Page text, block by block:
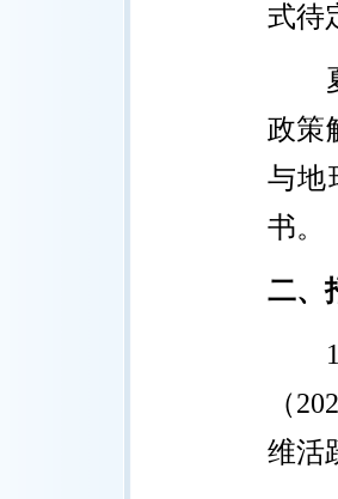
式待
政策
与地
书。
二、
（
维活